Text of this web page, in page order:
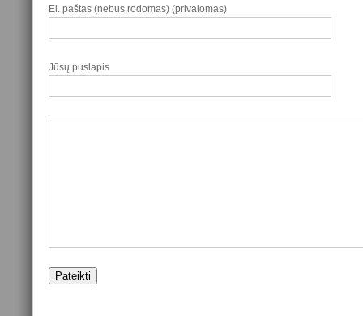
El. paštas (nebus rodomas) (privalomas)
Jūsų puslapis